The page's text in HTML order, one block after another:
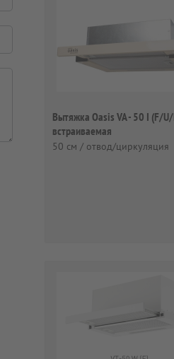
Вытяжка Oasis VA - 50 I (F/
встраиваемая
50 см / отвод/циркуляция